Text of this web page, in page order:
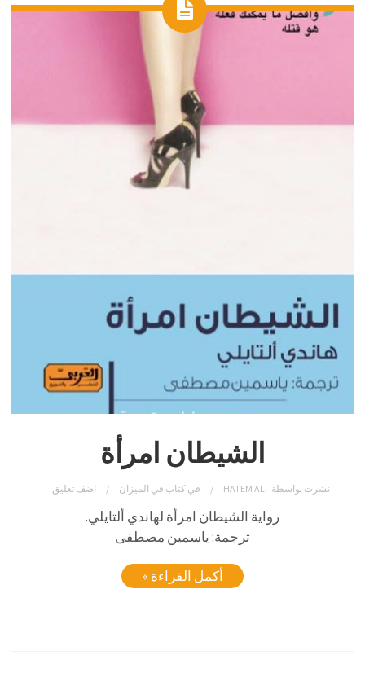
الشيطان امرأة
نشرت بواسطة: HATEM ALI فيكتاب في الميزان اضف تعليق
رواية الشيطان امرأة لهاندي ألتايلي.
ترجمة: ياسمين مصطفى
أكمل القراءة »